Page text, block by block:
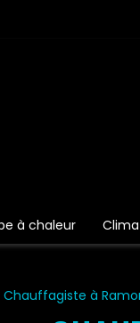
à chaleur
Chauffagiste à